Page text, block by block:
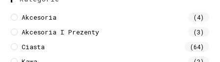
Akcesoria (4)
Akcesoria I Prezenty (3)
Ciasta (64)